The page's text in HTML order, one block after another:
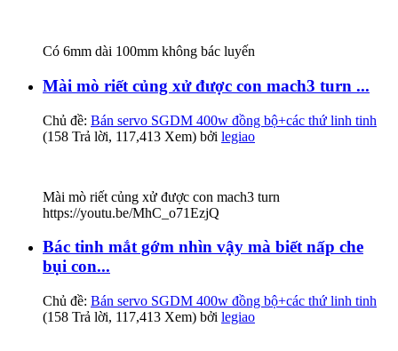
Có 6mm dài 100mm không bác luyến
Mài mò riết củng xử được con mach3 turn ...
Chủ đề: Bán servo SGDM 400w đồng bộ+các thứ linh tinh
(158 Trả lời, 117,413 Xem) bởi legiao
Mài mò riết củng xử được con mach3 turn
https://youtu.be/MhC_o71EzjQ
Bác tinh mắt gớm nhìn vậy mà biết nấp che
bụi con...
Chủ đề: Bán servo SGDM 400w đồng bộ+các thứ linh tinh
(158 Trả lời, 117,413 Xem) bởi legiao